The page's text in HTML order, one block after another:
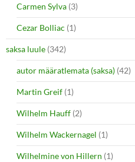
Carmen Sylva (3)
Cezar Bolliac (1)
saksa luule (342)
autor määratlemata (saksa) (42)
Martin Greif (1)
Wilhelm Hauff (2)
Wilhelm Wackernagel (1)
Wilhelmine von Hillern (1)